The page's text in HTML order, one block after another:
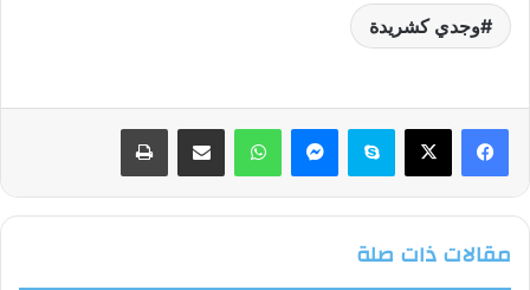
وجدي كشريدة
فيسبوك سكايب واتساب
مقالات ذات صلة